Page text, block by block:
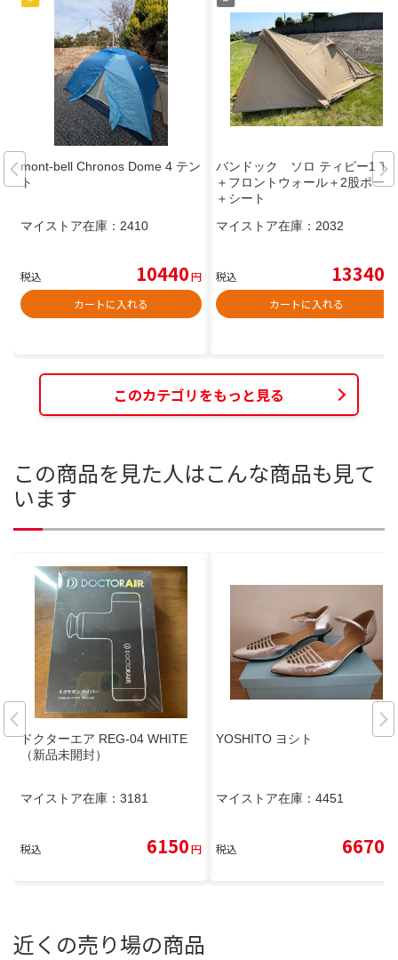
mont-bell Chronos Dome 4 テン
ト
マイストア在庫： 2410
税込 10440円
カートに入れる
バンドック ソロ ティピー1 TC
＋フロントウォール＋2股ポール
＋シート
マイストア在庫： 2032
税込 13340
カートに入れる
このカテゴリをもっと見る
この商品を見た人はこんな商品も見て
います
ドクターエア REG-04 WHITE
（新品未開封）
マイストア在庫： 3181
税込 6150円
YOSHITO ヨシト
マイストア在庫： 4451
税込 6670
近くの売り場の商品